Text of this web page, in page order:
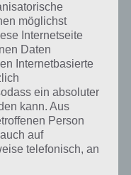
sinnvoll einsetzen.
du dir den Bonus
möglichst
Internetseite
Daten
Internetbasierte
ein absoluter
kann. Aus
Person
auf
telefonisch, an